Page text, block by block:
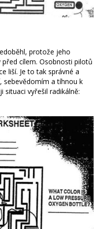
protože jeho
cílem. Osobnosti pilotů
liší. Je to tak správné a
sebevědomím a tíhnou k
situaci vyřešil radikálně: